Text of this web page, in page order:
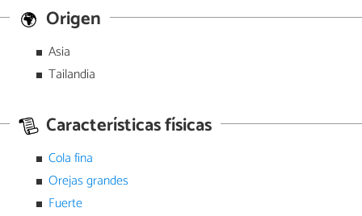
Origen
Asia
Tailandia
Características físicas
Cola fina
Orejas grandes
Fuerte